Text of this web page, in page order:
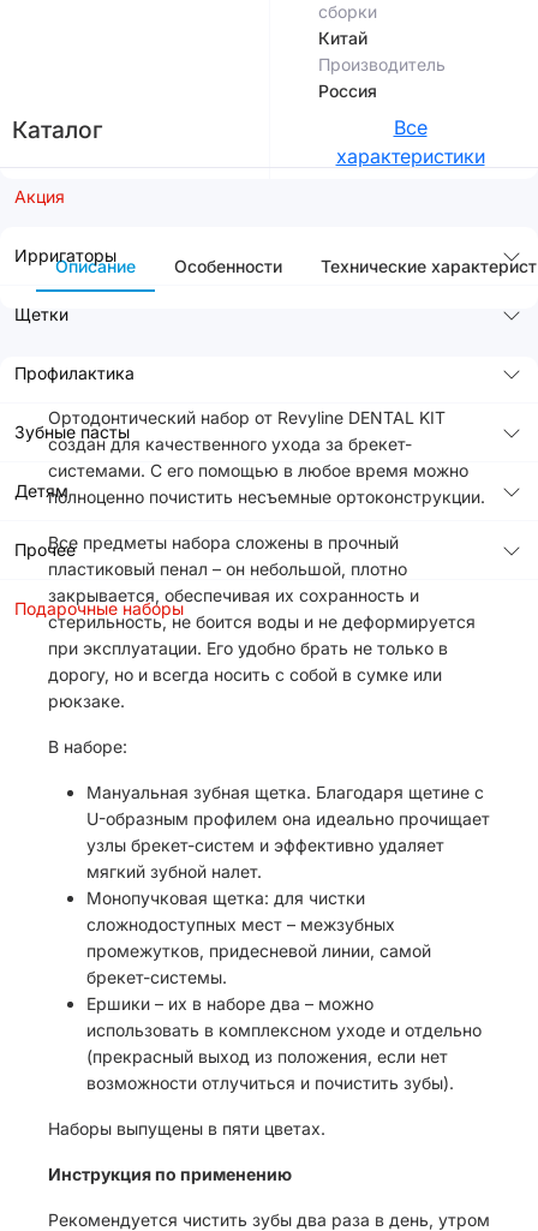
Каталог
Акция
Ирригаторы
Щетки
Профилактика
Зубные пасты
Детям
Прочее
Подарочные наборы
сборки
Китай
Производитель
Россия
Все
характеристики
Описание Особенности Технические
Ортодонтический набор от Revyline DENTAL KIT
создан для качественного ухода за брекет-
системами. С его помощью в любое время можно
полноценно почистить несъемные ортоконструкции.
Все предметы набора сложены в прочный
пластиковый пенал – он небольшой, плотно
закрывается, обеспечивая их сохранность и
стерильность, не боится воды и не деформируется
при эксплуатации. Его удобно брать не только в
дорогу, но и всегда носить с собой в сумке или
рюкзаке.
В наборе:
Мануальная зубная щетка. Благодаря щетине с
U-образным профилем она идеально прочищает
узлы брекет-систем и эффективно удаляет
мягкий зубной налет.
Монопучковая щетка: для чистки
сложнодоступных мест – межзубных
промежутков, придесневой линии, самой
брекет-системы.
Ершики – их в наборе два – можно
использовать в комплексном уходе и отдельно
(прекрасный выход из положения, если нет
возможности отлучиться и почистить зубы).
Наборы выпущены в пяти цветах.
Инструкция по применению
Рекомендуется чистить зубы два раза в день, утром